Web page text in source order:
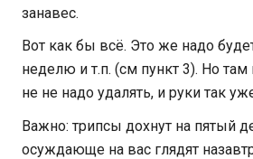
занавес.
Вот как бы всё. Это же надо
неделю и т.п. (см пункт 3). Но
не не надо удалять, и руки так
Важно: трипсы дохнут на пятый
осуждающе на вас глядят